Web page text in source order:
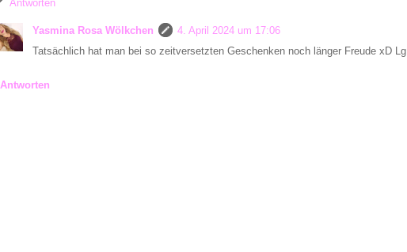
Antworten
Yasmina Rosa Wölkchen
4. April 2024 um 17:06
Tatsächlich hat man bei so zeitversetzten Geschenken noch länger Freude xD Lg
Antworten